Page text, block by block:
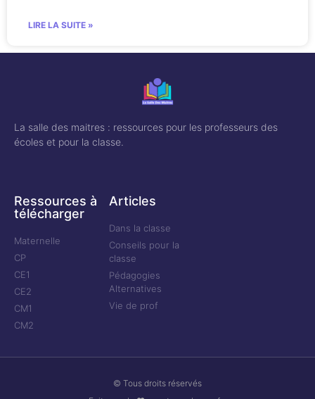
LIRE LA SUITE »
La salle des maitres : ressources pour les professeurs des
écoles et pour la classe.
Ressources à
télécharger
Maternelle
CP
CE1
CE2
CM1
CM2
Articles
Dans la classe
Conseils pour la
classe
Pédagogies
Alternatives
Vie de prof
© Tous droits réservés